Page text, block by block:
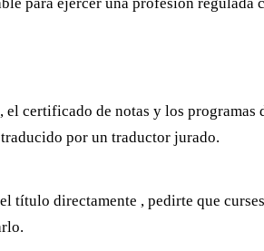
certificado de notas y los programas
por un traductor jurado.
título directamente , pedirte que